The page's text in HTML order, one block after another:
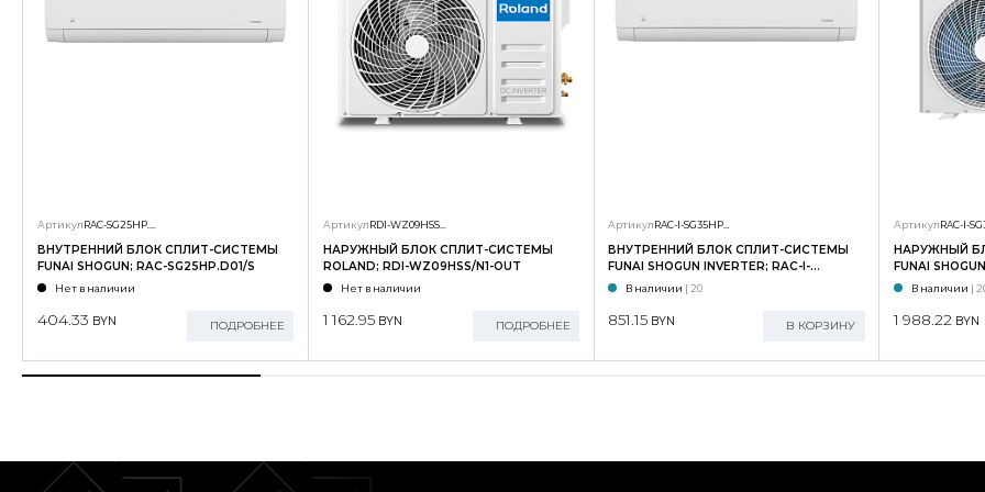
Артикул
ВНУТРЕННИЙ БЛОК СПЛИТ-СИСТЕМЫ
FUNAI SHOGUN; RAC-SG25HP.D01/S
Нет в наличии
404.33 BYN ПОДРОБНЕЕ
Артикул RDI-WZ09HSS/N1-OUT
НАРУЖНЫЙ БЛОК СПЛИТ-СИСТЕМЫ
ROLAND; RDI-WZ09HSS/N1-OUT
Нет в наличии
1 162.95 BYN ПОДРОБНЕЕ
Артикул
ВНУТРЕННИЙ БЛОК СПЛИТ-СИСТЕМЫ
FUNAI SHOGUN INVERTER; RAC-I-
SG35HP.D02/S
В наличии | 20
851.15 BYN В КОРЗИНУ
Артикул
НАРУЖНЫЙ
FUNAI
SG35HP.D02/
В наличии |
1 988.22 BYN